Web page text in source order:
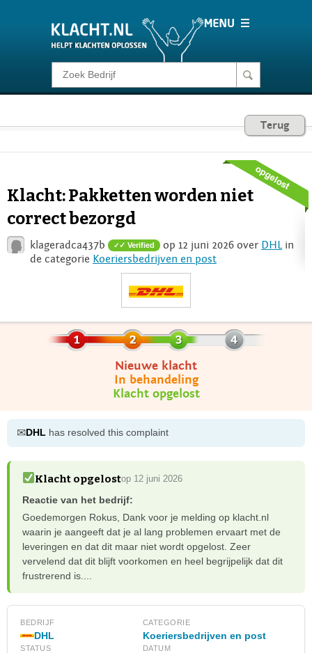
Klacht melden
Consumentenrecht
Voor Bedrijven
Login
Terug
Klacht: Pakketten worden niet
correct bezorgd
klageradca437b ✓ Verified op 12 juni 2026 over DHL in
de categorie Koeriersbedrijven en post
Nieuwe klacht
In behandeling
Klacht opgelost
✉DHL has resolved this complaint
Klacht opgelostop 12 juni 2026
Reactie van het bedrijf:
Goedemorgen Rokus, Dank voor je melding op klacht.nl
waarin je aangeeft dat je al lang problemen ervaart met de
leveringen en dat dit maar niet wordt opgelost. Zeer
vervelend dat dit blijft voorkomen en heel begrijpelijk dat dit
frustrerend is....
BEDRIJF
DHL
CATEGORIE
Koeriersbedrijven en post
STATUS DATUM